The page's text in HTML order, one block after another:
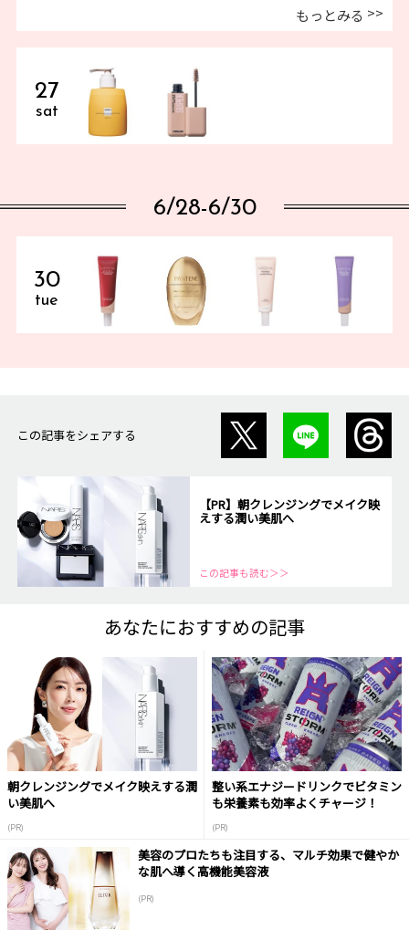
もっとみる
27
sat
6/28-6/30
30
tue
この記事をシェアする
【PR】朝クレンジングでメイク映
えする潤い美肌へ
この記事も読む＞＞
あなたにおすすめの記事
朝クレンジングでメイク映えする潤
い美肌へ
(PR)
整い系エナジードリンクでビタミン
も栄養素も効率よくチャージ！
(PR)
美容のプロたちも注目する、マルチ効果で健やか
な肌へ導く高機能美容液
(PR)